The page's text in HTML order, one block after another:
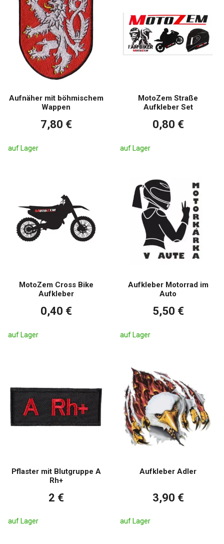
Aufnäher mit böhmischem
Wappen
7,80 €
auf Lager
MotoZem Straße
Aufkleber Set
0,80 €
auf Lager
MotoZem Cross Bike
Aufkleber
0,40 €
auf Lager
Aufkleber Motorrad im
Auto
5,50 €
auf Lager
Pflaster mit Blutgruppe A
Rh+
2 €
auf Lager
Aufkleber Adler
3,90 €
auf Lager